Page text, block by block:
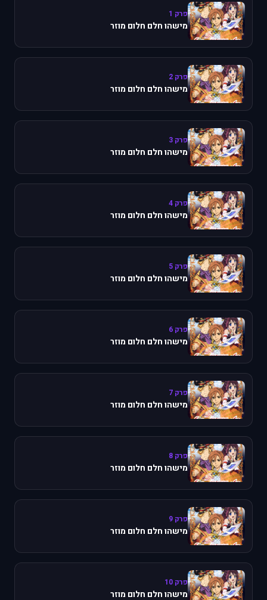
פרק 1
מישהו חלם חלום מוזר
פרק 2
מישהו חלם חלום מוזר
פרק 3
מישהו חלם חלום מוזר
פרק 4
מישהו חלם חלום מוזר
פרק 5
מישהו חלם חלום מוזר
פרק 6
מישהו חלם חלום מוזר
פרק 7
מישהו חלם חלום מוזר
פרק 8
מישהו חלם חלום מוזר
פרק 9
מישהו חלם חלום מוזר
פרק 10
מישהו חלם חלום מוזר